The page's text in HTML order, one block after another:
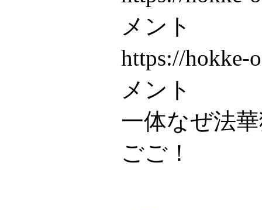
メント
https://hokke-
メント
一体なぜ法
ごご！